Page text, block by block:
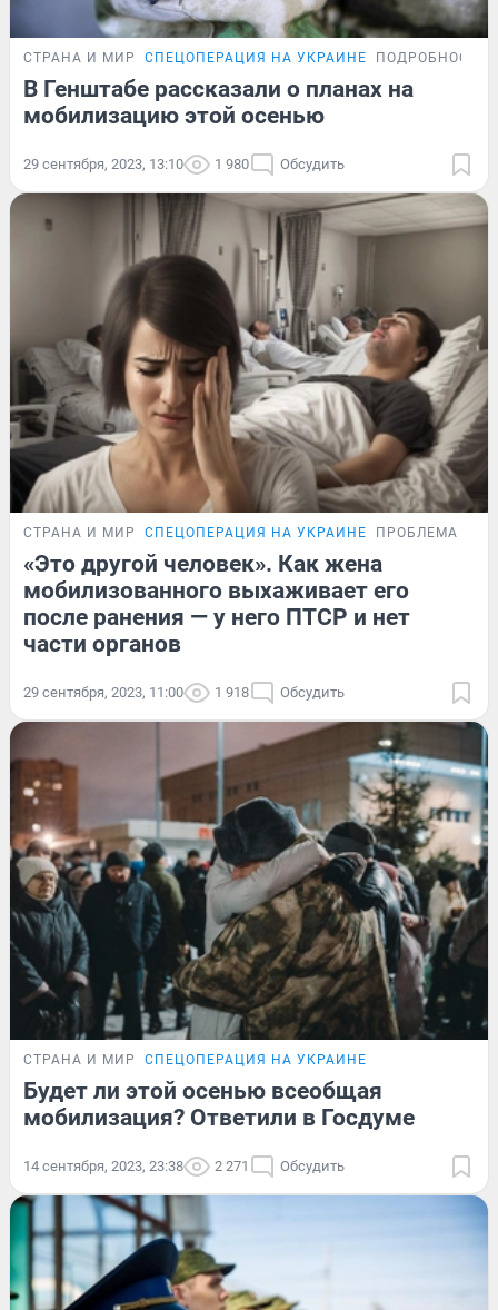
СТРАНА И МИР СПЕЦОПЕРАЦИЯ НА УКРАИНЕ ПОДРОБНОСТИ
В Генштабе рассказали о планах на
мобилизацию этой осенью
29 сентября, 2023, 13:10 1 980 Обсудить
СТРАНА И МИР СПЕЦОПЕРАЦИЯ НА УКРАИНЕ ПРОБЛЕМА
«Это другой человек». Как жена
мобилизованного выхаживает его
после ранения — у него ПТСР и нет
части органов
29 сентября, 2023, 11:00 1 918 Обсудить
СТРАНА И МИР СПЕЦОПЕРАЦИЯ НА УКРАИНЕ
Будет ли этой осенью всеобщая
мобилизация? Ответили в Госдуме
14 сентября, 2023, 23:38 2 271 Обсудить